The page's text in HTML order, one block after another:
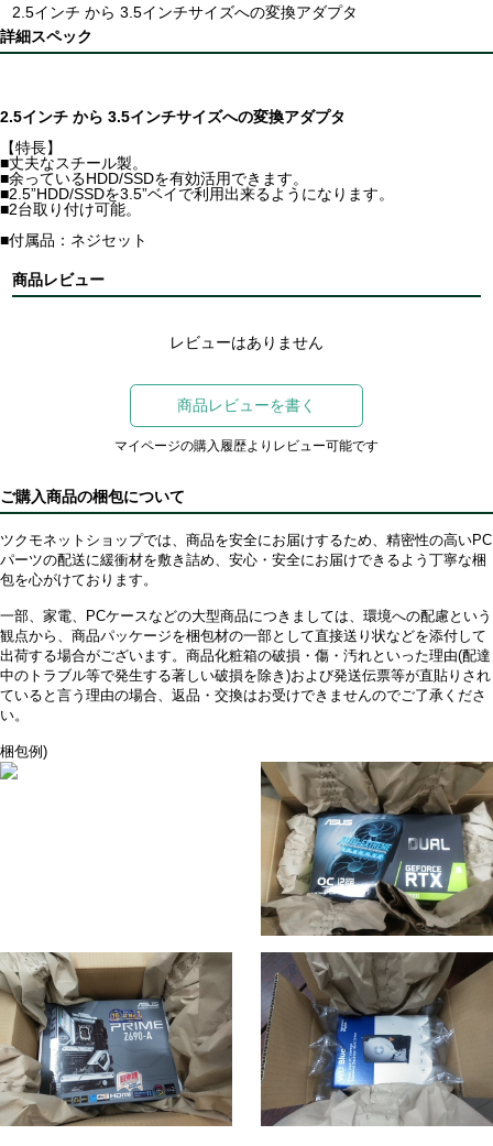
2.5インチ から 3.5インチサイズへの変換アダプタ
詳細スペック
2.5インチ から 3.5インチサイズへの変換アダプタ
【特長】
■丈夫なスチール製。
■余っているHDD/SSDを有効活用できます。
■2.5”HDD/SSDを3.5”ベイで利用出来るようになります。
■2台取り付け可能。
■付属品：ネジセット
商品レビュー
レビューはありません
商品レビューを書く
マイページの購入履歴よりレビュー可能です
ご購入商品の梱包について
ツクモネットショップでは、商品を安全にお届けするため、精密性の高いPC
パーツの配送に緩衝材を敷き詰め、安心・安全にお届けできるよう丁寧な梱
包を心がけております。
一部、家電、PCケースなどの大型商品につきましては、環境への配慮という
観点から、商品パッケージを梱包材の一部として直接送り状などを添付して
出荷する場合がございます。商品化粧箱の破損・傷・汚れといった理由(配達
中のトラブル等で発生する著しい破損を除き)および発送伝票等が直貼りされ
ていると言う理由の場合、返品・交換はお受けできませんのでご了承くださ
い。
梱包例)